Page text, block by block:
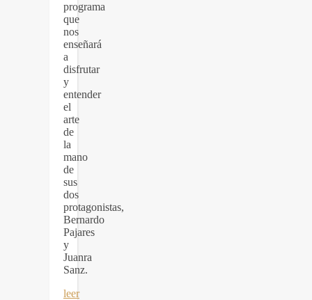
programa
que
nos
enseñará
a
disfrutar
y
entender
el
arte
de
la
mano
de
sus
dos
protagonistas,
Bernardo
Pajares
y
Juanra
Sanz.
leer